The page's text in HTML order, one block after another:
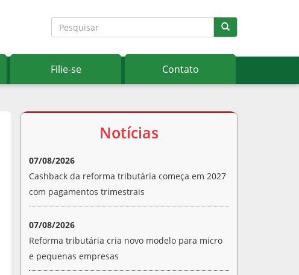
Filie-se Contato
Notícias
07/08/2026
Cashback da reforma tributária começa em 2027
com pagamentos trimestrais
07/08/2026
Reforma tributária cria novo modelo para micro
e pequenas empresas